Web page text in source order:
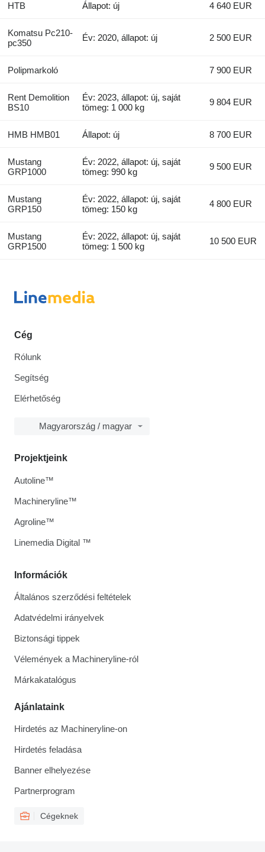
HTB Állapot: új 4 640 EUR
Komatsu Pc210-
pc350
Év: 2020, állapot: új 2 500 EUR
Polipmarkoló 7 900 EUR
Rent Demolition
BS10
Év: 2023, állapot: új, saját
tömeg: 1 000 kg
9 804 EUR
HMB HMB01 Állapot: új 8 700 EUR
Mustang
GRP1000
Év: 2022, állapot: új, saját
tömeg: 990 kg
9 500 EUR
Mustang
GRP150
Év: 2022, állapot: új, saját
tömeg: 150 kg
4 800 EUR
Mustang
GRP1500
Év: 2022, állapot: új, saját
tömeg: 1 500 kg
10 500 EUR
Cég
Rólunk
Segítség
Elérhetőség
Magyarország / magyar
Információk
Általános szerződési feltételek
Adatvédelmi irányelvek
Biztonsági tippek
Vélemények a Machineryline-ról
Márkakatalógus
Ajánlataink
Hirdetés az Machineryline-on
Hirdetés feladása
Banner elhelyezése
Partnerprogram
Cégeknek
Projektjeink
Autoline™
Machineryline™
Agroline™
Linemedia Digital ™